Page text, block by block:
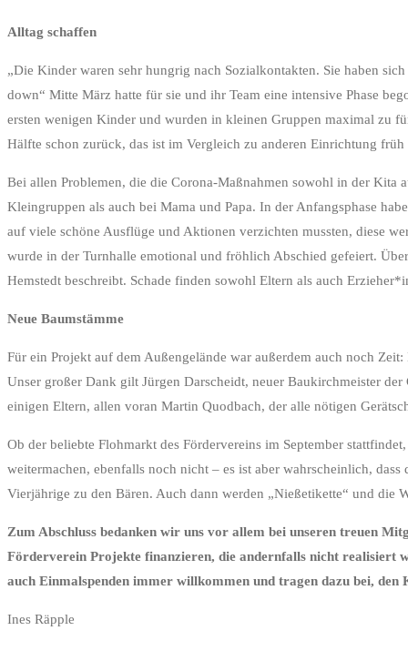
Alltag schaffen
„Die Kinder waren sehr hungrig nach Sozialkontakten. Sie haben
down“ Mitte März hatte für sie und ihr Team eine intensive Phase
ersten wenigen Kinder und wurden in kleinen Gruppen maximal zu
Hälfte schon zurück, das ist im Vergleich zu anderen Einrichtung
Bei allen Problemen, die die Corona-Maßnahmen sowohl in der Kita
Kleingruppen als auch bei Mama und Papa. In der Anfangsphase
auf viele schöne Ausflüge und Aktionen verzichten mussten, diese
wurde in der Turnhalle emotional und fröhlich Abschied gefeiert.
Hemstedt beschreibt. Schade finden sowohl Eltern als auch
Neue Baumstämme
Für ein Projekt auf dem Außengelände war außerdem auch noch
Unser großer Dank gilt Jürgen Darscheidt, neuer Baukirchmeister
einigen Eltern, allen voran Martin Quodbach, der alle nötigen
Ob der beliebte Flohmarkt des Fördervereins im September
weitermachen, ebenfalls noch nicht – es ist aber wahrscheinlich,
Vierjährige zu den Bären. Auch dann werden „Nießetikette“ und die
Zum Abschluss bedanken wir uns vor allem bei unseren treuen
Förderverein Projekte finanzieren, die andernfalls nicht realisiert
auch Einmalspenden immer willkommen und tragen dazu bei,
Ines Räpple